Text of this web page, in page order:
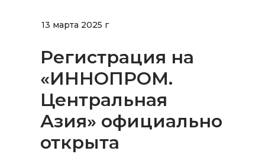
13 марта 2025 г
Регистрация на
«ИННОПРОМ.
Центральная
Азия» официально
открыта